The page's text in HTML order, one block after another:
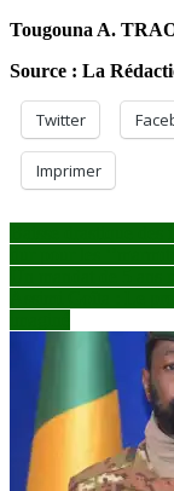
Tougouna A.
Source : La
Twitter
Imprimer
Navigation
de
l’article